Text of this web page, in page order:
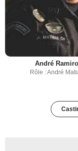
André Ramiro
Rôle : André